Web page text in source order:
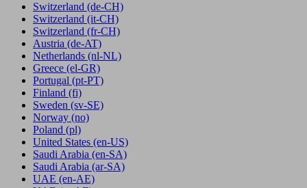
Switzerland (de-CH)
Switzerland (it-CH)
Switzerland (fr-CH)
Austria (de-AT)
Netherlands (nl-NL)
Greece (el-GR)
Portugal (pt-PT)
Finland (fi)
Sweden (sv-SE)
Norway (no)
Poland (pl)
United States (en-US)
Saudi Arabia (en-SA)
Saudi Arabia (ar-SA)
UAE (en-AE)